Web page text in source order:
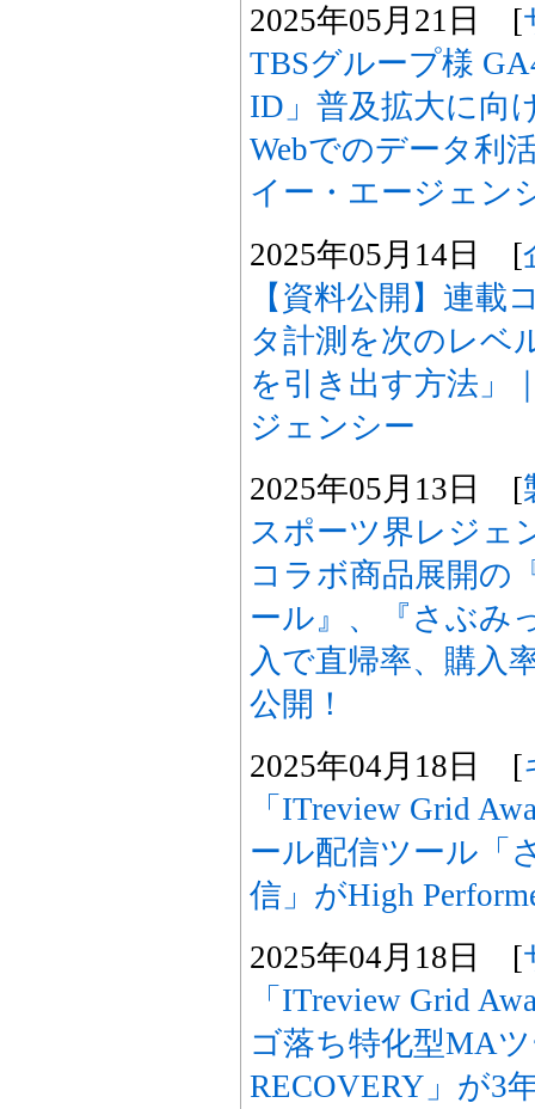
2025年05月21日 [
TBSグループ様
ID」普及拡大に向
Webでのデータ利
イー・エージェン
2025年05月14日 [
【資料公開】連載
タ計測を次のレベ
を引き出す方法」
ジェンシー
2025年05月13日 [
スポーツ界レジェ
コラボ商品展開の
ール』、『さぶみ
入で直帰率、購入
公開！
2025年04月18日 [
「ITreview Grid
ール配信ツール「
信」がHigh
2025年04月18日 [
「ITreview Grid
ゴ落ち特化型MA
RECOVERY」が3